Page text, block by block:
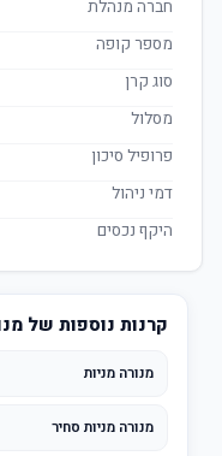
חברה מנהלת
מספר קופה
סוג קרן
מסלול
פרופיל סיכון
דמי ניהול
היקף נכסים
קרנות נוספות של
מנורה מניות
מנורה מניות סחיר